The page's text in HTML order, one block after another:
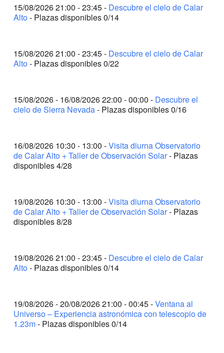
19 DE AGOSTO DE 2026
21:00 - 00:45
Ventana al Universo – Experiencia astronómica
con telescopio de 1.23m (COMPLETO)
21 DE AGOSTO DE 2026
VIERNES
22 DE AGOSTO DE 2026
SÁBADO
10:30 - 13:00
Visita diurna Observatorio de Calar Alto + Taller
Libres)
29 DE AGOSTO DE 2026
20:45 - 23:30
Descubre La Luna desde Calar Alto (COMPLETO)
15/08/2026 21:00 - 23:45 - Descubre el cielo de Calar
Alto- Plazas disponibles 0/14
15/08/2026 21:00 - 23:45 - Descubre el cielo de Calar
Alto- Plazas disponibles 0/22
15/08/2026 - 16/08/2026 22:00 - 00:00 - Descubre el
cielo de Sierra Nevada- Plazas disponibles 0/16
16/08/2026 10:30 - 13:00 -Visita diurna Observatorio
de Calar Alto + Taller de Observación Solar- Plazas
disponibles 4/28
19/08/2026 10:30 - 13:00 -Visita diurna Observatorio
de Calar Alto + Taller de Observación Solar- Plazas
disponibles 8/28
19/08/2026 21:00 - 23:45 - Descubre el cielo de Calar
Alto- Plazas disponibles 0/14
19/08/2026 - 20/08/2026 21:00 - 00:45 -Ventana al
Universo – Experiencia astronómica con telescopio de
1.23m- Plazas disponibles 0/14